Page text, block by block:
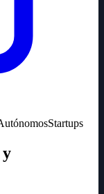
Startups